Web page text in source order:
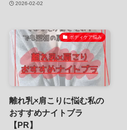
2026-02-02
ボディケア悩み
離れ乳×肩こりに悩む私の
おすすめナイトブラ
【PR】